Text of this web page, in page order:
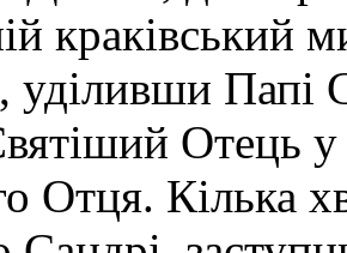
краківський
уділивши Папі
Отець
Отця. Кілька